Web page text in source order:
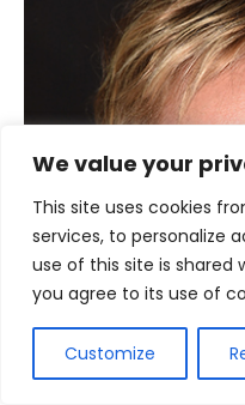
We value your
This site uses cookies
services, to personalize
use of this site is shared
you agree to its use of
Customize